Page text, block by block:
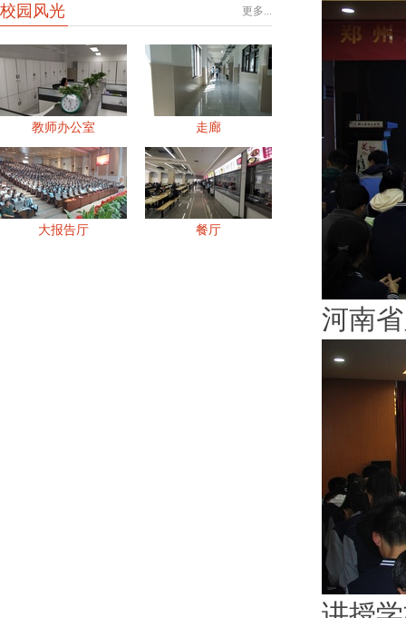
更多...
校园风光
教师办公室 走廊
大报告厅 餐厅
河南